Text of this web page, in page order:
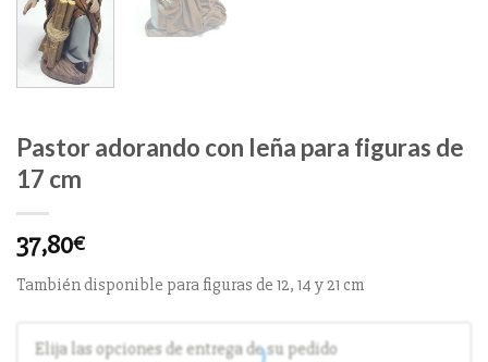
Pastor adorando con leña para figuras de
17 cm
37,80€
También disponible para figuras de 12, 14 y 21 cm
Elija las opciones de entrega de su pedido